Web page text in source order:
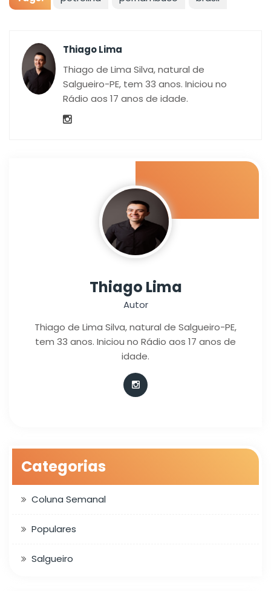
Thiago Lima
Thiago de Lima Silva, natural de
Salgueiro-PE, tem 33 anos. Iniciou no
Rádio aos 17 anos de idade.
Thiago Lima
Autor
Thiago de Lima Silva, natural de Salgueiro-PE,
tem 33 anos. Iniciou no Rádio aos 17 anos de
idade.
Categorias
Coluna Semanal
Populares
Salgueiro